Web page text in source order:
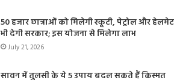
50 हजार छात्राओं को मिलेगी स्कूटी, पेट्रोल और हेलमेट
भी देगी सरकार; इस योजना से मिलेगा लाभ
July 21, 2026
सावन में तुलसी के ये 5 उपाय बदल सकते हैं किस्मत